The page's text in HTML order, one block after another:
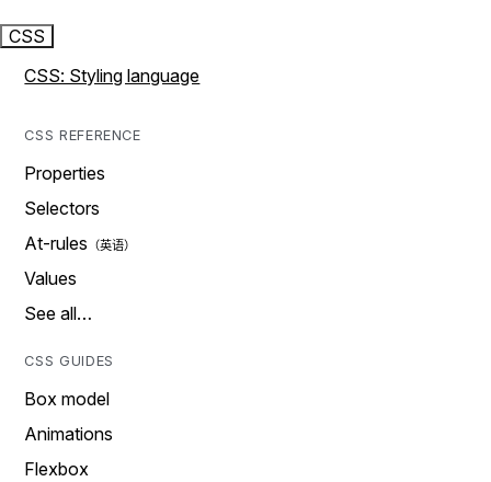
CSS
CSS: Styling language
CSS REFERENCE
Properties
Selectors
At-rules
Values
See all…
CSS GUIDES
Box model
Animations
Flexbox